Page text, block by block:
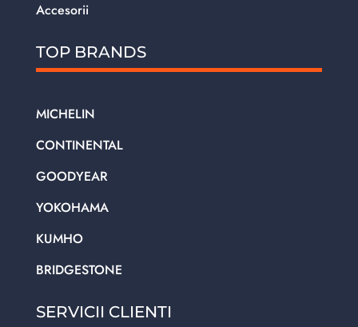
Accesorii
TOP BRANDS
MICHELIN
CONTINENTAL
GOODYEAR
YOKOHAMA
KUMHO
BRIDGESTONE
SERVICII CLIENTI